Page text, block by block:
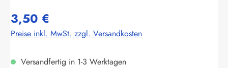
3,50 €
Preise inkl. MwSt. zzgl. Versandkosten
Versandfertig in 1-3 Werktagen